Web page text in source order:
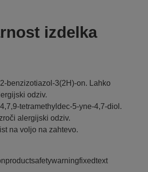
izdelka
benzizotiazol-3(2H)-on. Lahko
odziv.
tetramethyldec-5-yne-4,7-diol.
alergijski odziv.
na voljo na zahtevo.